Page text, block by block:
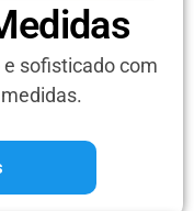
sofisticado com